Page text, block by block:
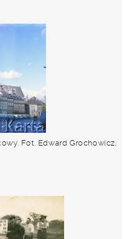
Fot. Edward Grochowicz,